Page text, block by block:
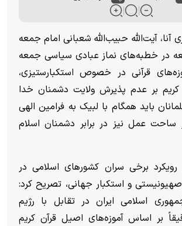
آنا، آیت‌الله حبیب‌الله شعبانی امام جمعه
در خطبه‌های نماز عبادی سیاسی جمعه
قرآنی در خصوص استکبارستیزی،
کریم بر عدم پذیرش ولایت دشمنان خدا
باید همگام با لبیک به فرامین الهی
ساحت عمل نیز در برابر دشمنان اسلام
رویکرد برخی سران کشور‌های اسلامی در
و استکبار جهانی، تصریح کرد:
اسلامی ایران در تقابل با رژیم
بر اساس آموزه‌های اصیل قرآن کریم